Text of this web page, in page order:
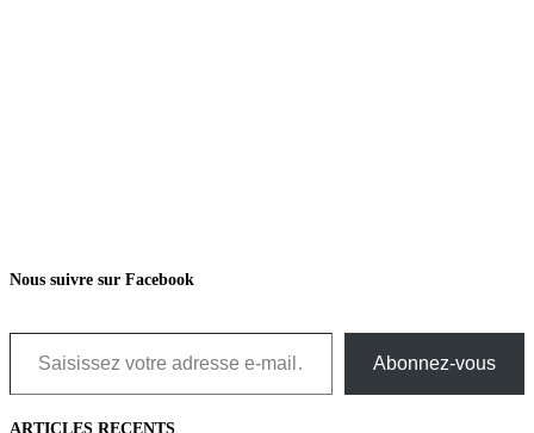
Nous suivre sur Facebook
Saisissez votre adresse e-mail…
Abonnez-vous
ARTICLES RECENTS